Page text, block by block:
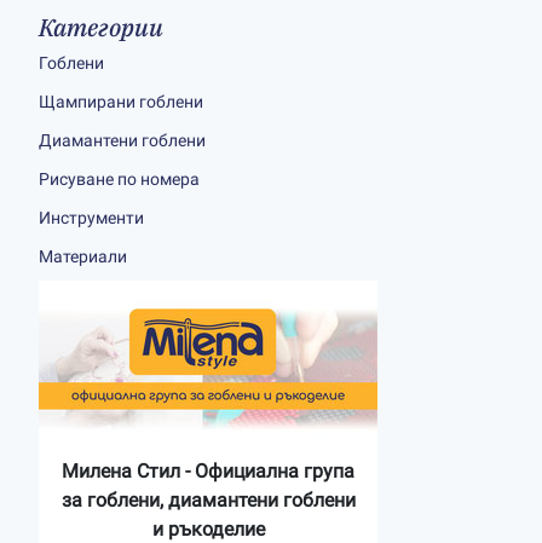
Категории
Гоблени
Щампирани гоблени
Диамантени гоблени
Рисуване по номера
Инструменти
Материали
Милена Стил - Официална група
за гоблени, диамантени гоблени
и ръкоделие